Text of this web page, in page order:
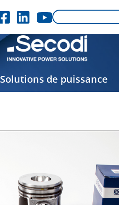
Solutions de puissance